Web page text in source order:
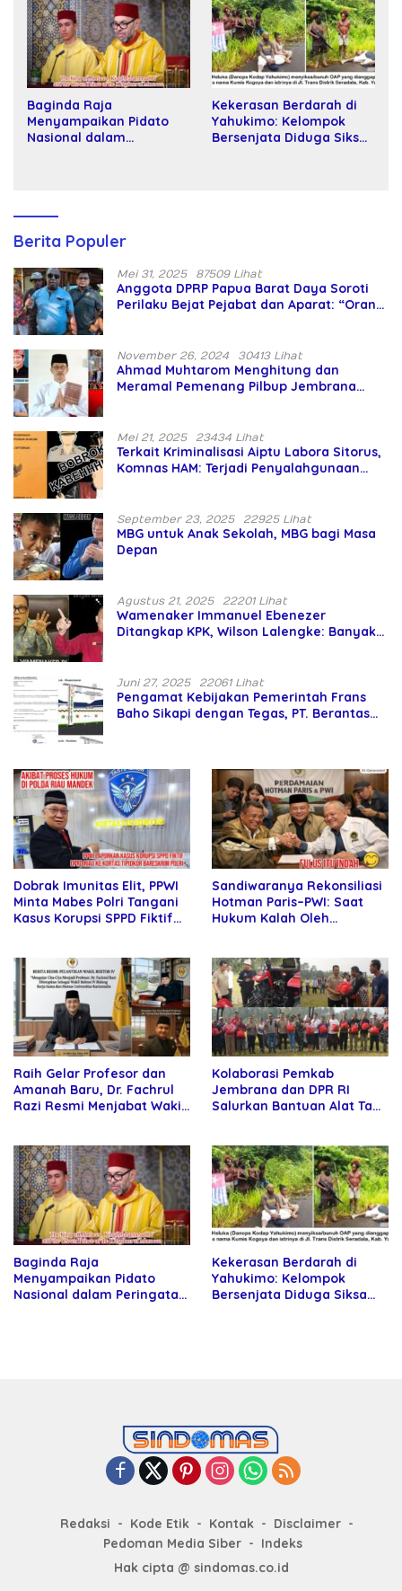
Baginda Raja
Menyampaikan Pidato
Nasional dalam
Kekerasan Berdarah di
Yahukimo: Kelompok
Bersenjata Diduga Siksa
Berita Populer
Mei 31, 2025 87509 Lihat
Anggota DPRP Papua Barat Daya Soroti
Perilaku Bejat Pejabat dan Aparat: “Orang
November 26, 2024 30413 Lihat
Ahmad Muhtarom Menghitung dan
Meramal Pemenang Pilbup Jembrana
Mei 21, 2025 23434 Lihat
Terkait Kriminalisasi Aiptu Labora Sitorus,
Komnas HAM: Terjadi Penyalahgunaan
September 23, 2025 22925 Lihat
MBG untuk Anak Sekolah, MBG bagi Masa
Depan
Agustus 21, 2025 22201 Lihat
Wamenaker Immanuel Ebenezer
Ditangkap KPK, Wilson Lalengke: Banyak
Juni 27, 2025 22061 Lihat
Pengamat Kebijakan Pemerintah Frans
Baho Sikapi dengan Tegas, PT. Berantas
Dobrak Imunitas Elit, PPWI
Minta Mabes Polri Tangani
Kasus Korupsi SPPD Fiktif
Sandiwaranya Rekonsiliasi
Hotman Paris–PWI: Saat
Hukum Kalah Oleh
Raih Gelar Profesor dan
Amanah Baru, Dr. Fachrul
Razi Resmi Menjabat Wakil
Kolaborasi Pemkab
Jembrana dan DPR RI
Salurkan Bantuan Alat Tani
Baginda Raja
Menyampaikan Pidato
Nasional dalam Peringatan
Kekerasan Berdarah di
Yahukimo: Kelompok
Bersenjata Diduga Siksa
Redaksi Kode Etik Kontak
Disclaimer
Pedoman Media Siber
Indeks
Hak cipta @ sindomas.co.id